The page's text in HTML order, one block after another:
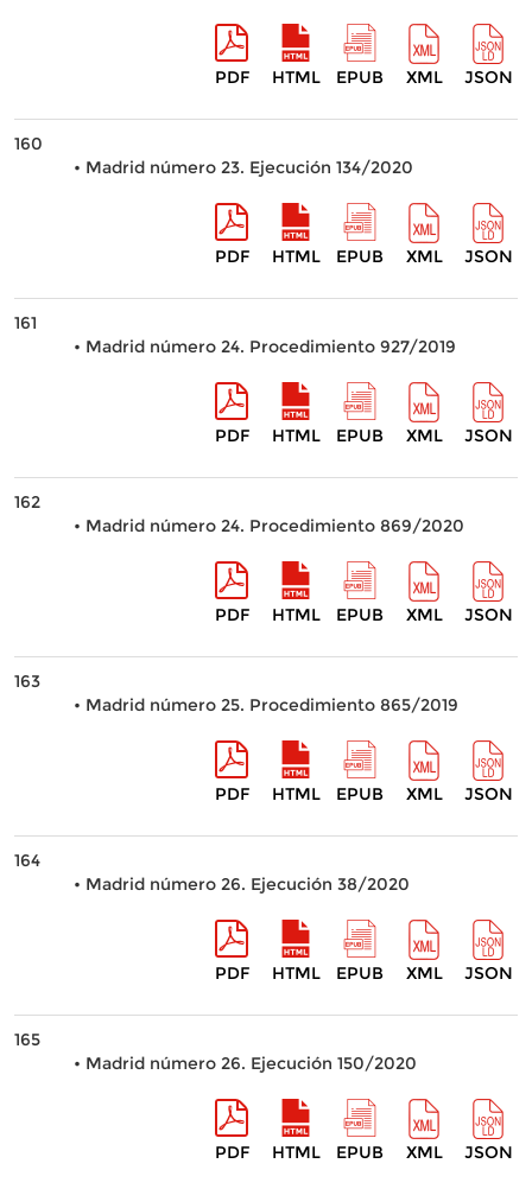
PDF HTML EPUB XML JSON
160
• Madrid número 23. Ejecución 134/2020
PDF HTML EPUB XML JSON
161
• Madrid número 24. Procedimiento 927/2019
PDF HTML EPUB XML JSON
162
• Madrid número 24. Procedimiento 869/2020
PDF HTML EPUB XML JSON
163
• Madrid número 25. Procedimiento 865/2019
PDF HTML EPUB XML JSON
164
• Madrid número 26. Ejecución 38/2020
PDF HTML EPUB XML JSON
165
• Madrid número 26. Ejecución 150/2020
PDF HTML EPUB XML JSON